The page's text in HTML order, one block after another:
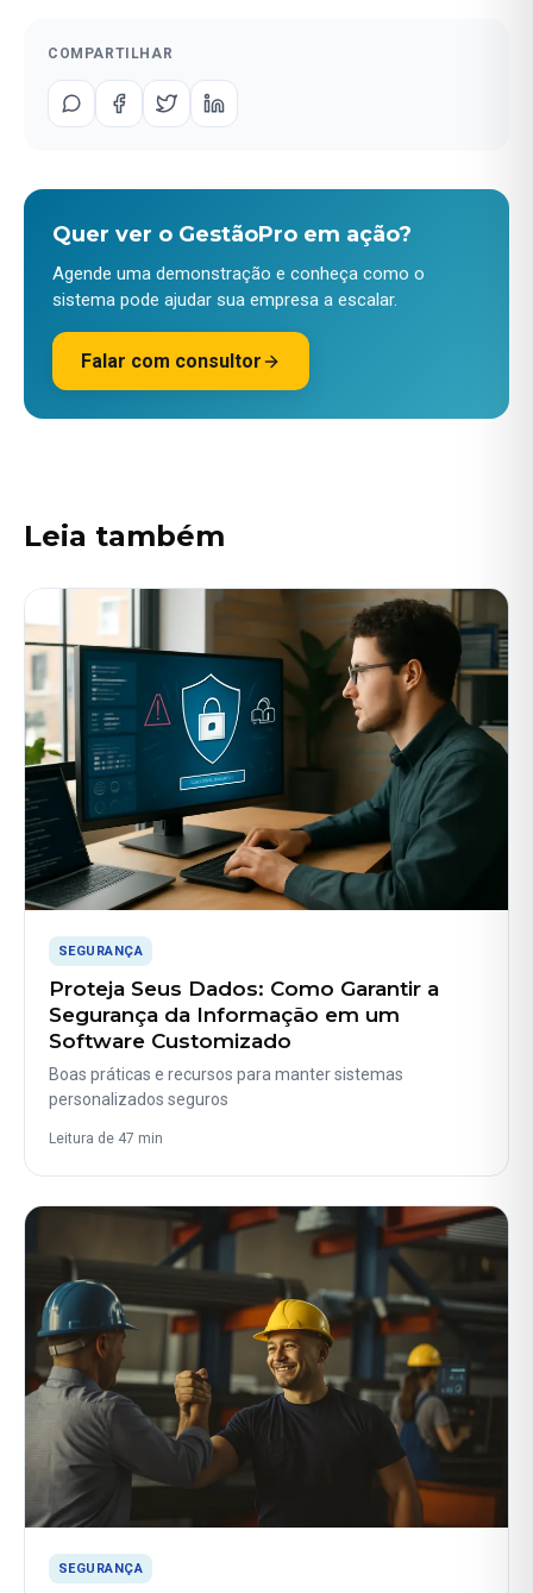
COMPARTILHAR
Quer ver o GestãoPro em ação?
Agende uma demonstração e conheça como o
sistema pode ajudar sua empresa a escalar.
Falar com consultor
Leia também
SEGURANÇA
Proteja Seus Dados: Como Garantir a
Segurança da Informação em um
Software Customizado
Boas práticas e recursos para manter sistemas
personalizados seguros
Leitura de 47 min
SEGURANÇA